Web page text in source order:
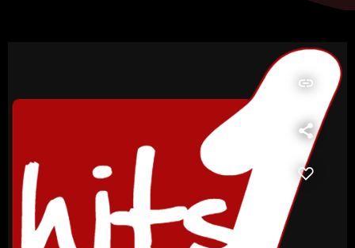
insert_link